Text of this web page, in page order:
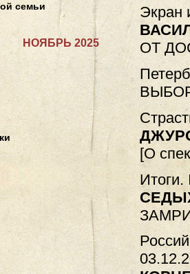
Экран
ОТ
[О
семьи
НОЯБРЬ 2025